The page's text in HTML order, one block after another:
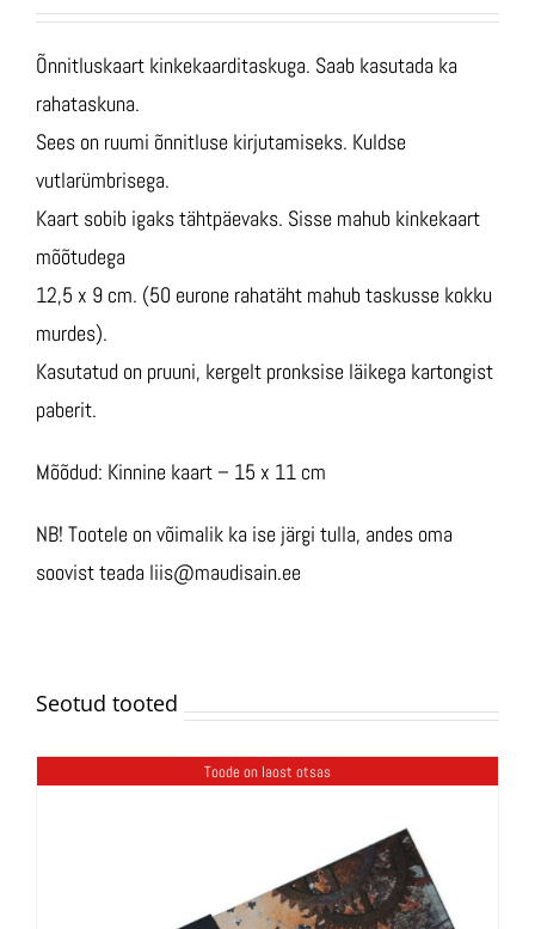
Õnnitluskaart kinkekaarditaskuga. Saab kasutada ka
rahataskuna.
Sees on ruumi õnnitluse kirjutamiseks. Kuldse
vutlarümbrisega.
Kaart sobib igaks tähtpäevaks. Sisse mahub kinkekaart
mõõtudega
12,5 x 9 cm. (50 eurone rahatäht mahub taskusse kokku
murdes).
Kasutatud on pruuni, kergelt pronksise läikega kartongist
paberit.
Mõõdud: Kinnine kaart – 15 x 11 cm
NB! Tootele on võimalik ka ise järgi tulla, andes oma
soovist teada liis@maudisain.ee
Seotud tooted
Toode on laost otsas